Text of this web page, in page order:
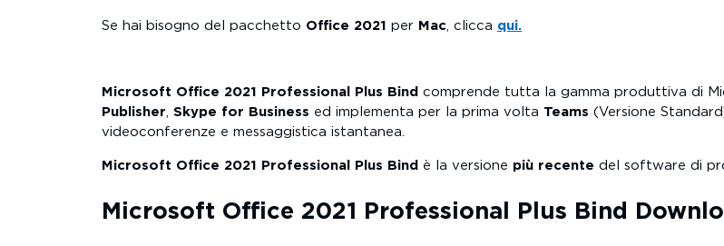
Se hai bisogno del pacchetto Office 2021 per Mac, clicca qui.
Microsoft Office 2021 Professional Plus Bind comprende tutta la gamma produttiva di
Publisher, Skype for Business ed implementa per la prima volta Teams (Versione
videoconferenze e messaggistica istantanea.
Microsoft Office 2021 Professional Plus Bind è la versione più recente del software di
Microsoft Office 2021 Professional Plus Bind